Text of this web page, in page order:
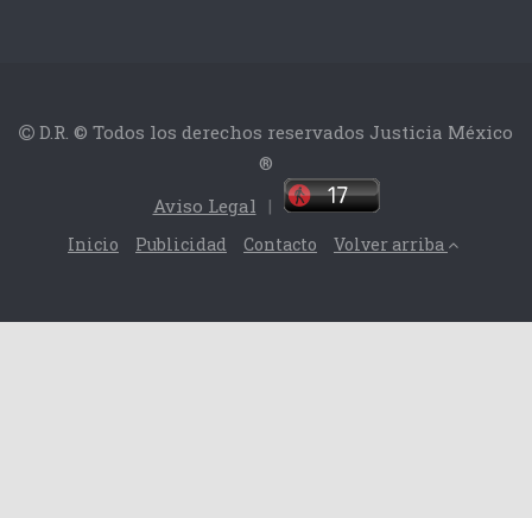
D.R. © Todos los derechos reservados Justicia México
®
Aviso Legal |
Inicio Publicidad Contacto Volver arriba